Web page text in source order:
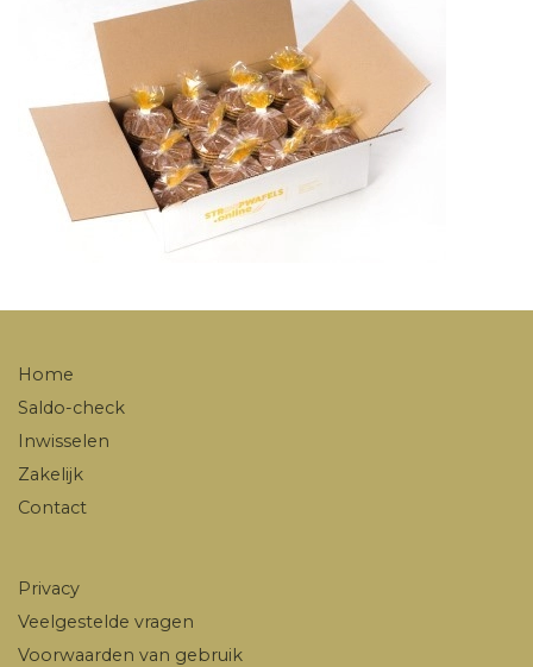
Home
Saldo-check
Inwisselen
Zakelijk
Contact
Privacy
Veelgestelde vragen
Voorwaarden van gebruik